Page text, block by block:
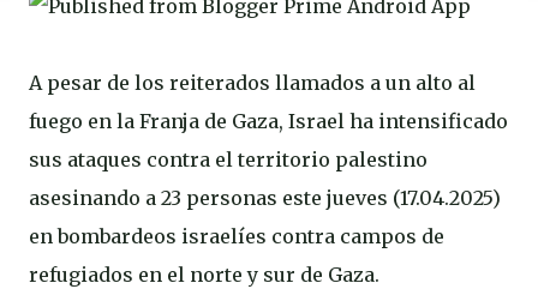
A pesar de los reiterados llamados a un alto al
fuego en la Franja de Gaza, Israel ha intensificado
sus ataques contra el territorio palestino
asesinando a 23 personas este jueves (17.04.2025)
en bombardeos israelíes contra campos de
refugiados en el norte y sur de Gaza.